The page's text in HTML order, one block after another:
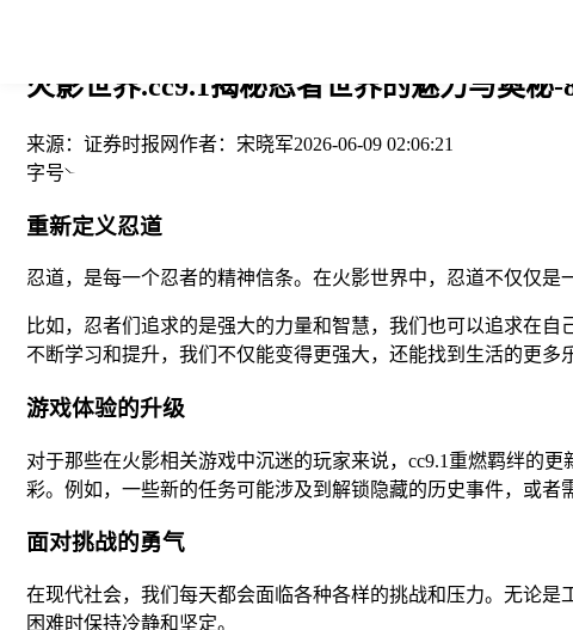
火影世界.cc9.1揭秘忍者世界的魅力与奥秘
来源： 证券时报网作者： 宋晓军2026-06-09 02:06:21
字号
重新定义忍道
忍道，是每一个忍者的精神信条。在火影世界中，忍道不仅仅
比如，忍者们追求的是强大的力量和智慧，我们也可以追求在
不断学习和提升，我们不仅能变得更强大，还能找到生活的更多
游戏体验的升级
对于那些在火影相关游戏中沉迷的玩家来说，cc9.1重燃羁绊的
彩。例如，一些新的任务可能涉及到解锁隐藏的历史事件，或者
面对挑战的勇气
在现代社会，我们每天都会面临各种各样的挑战和压力。无论
困难时保持冷静和坚定。